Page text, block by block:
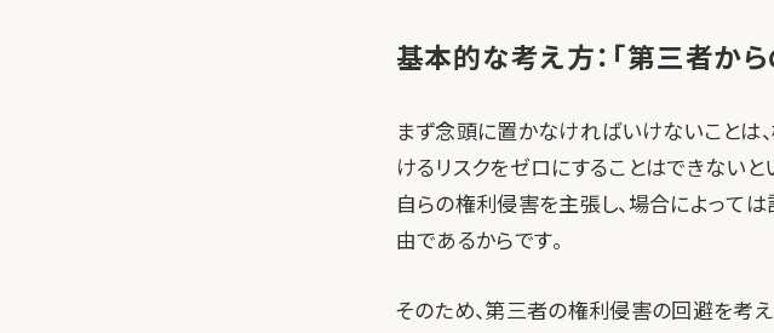
基本的な考え方：「第三者か
まず念頭に置かなければいけないことは
けるリスクをゼロにすることはできない
自らの権利侵害を主張し、場合によって
由であるからです。
そのため、第三者の権利侵害の回避を考